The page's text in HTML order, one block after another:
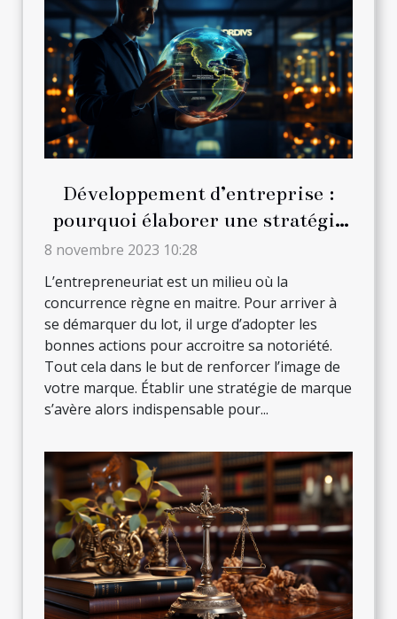
Développement d’entreprise :
pourquoi élaborer une stratégie
de marque ?
8 novembre 2023 10:28
L’entrepreneuriat est un milieu où la
concurrence règne en maitre. Pour arriver à
se démarquer du lot, il urge d’adopter les
bonnes actions pour accroitre sa notoriété.
Tout cela dans le but de renforcer l’image de
votre marque. Établir une stratégie de marque
s’avère alors indispensable pour...